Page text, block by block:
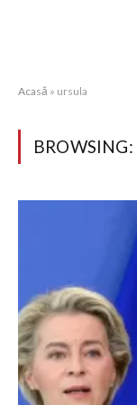
Acasă » ursula
BROWSING: